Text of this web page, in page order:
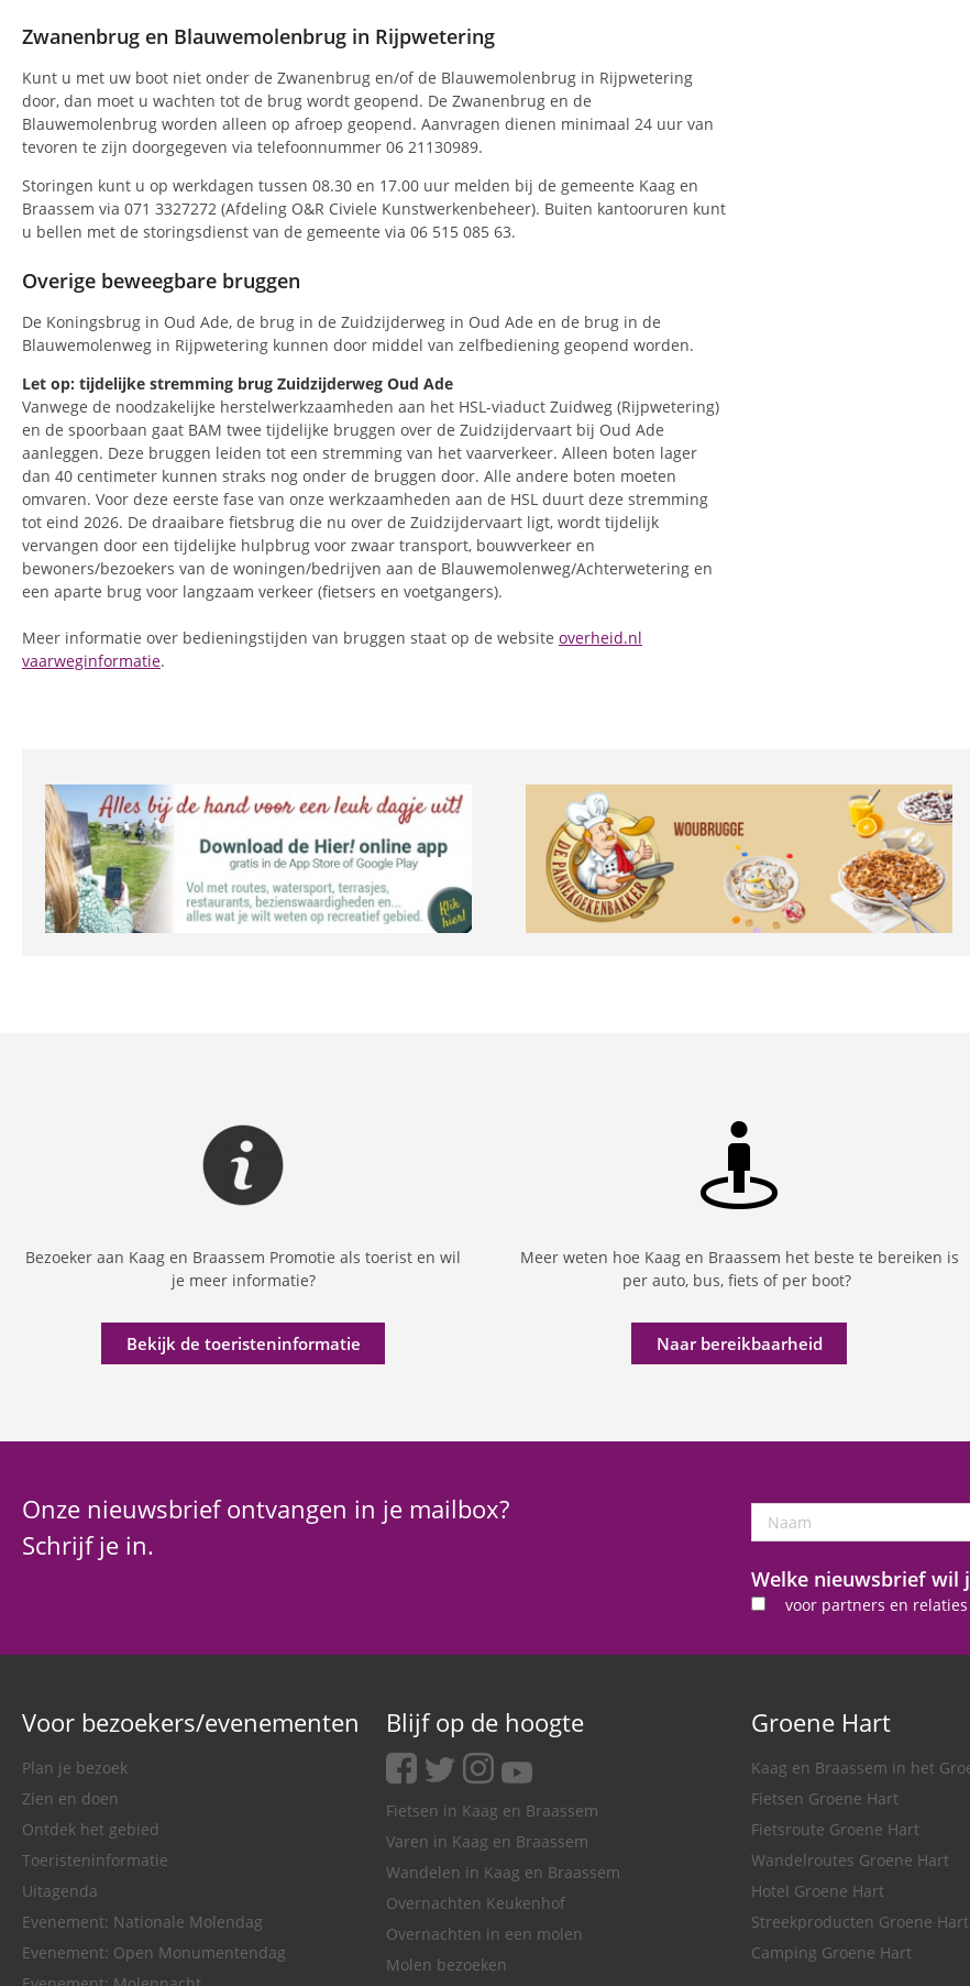
Zwanenbrug en Blauwemolenbrug in Rijpwetering
Kunt u met uw boot niet onder de Zwanenbrug en/of de Blauwemolenbrug in Rijpwetering
door, dan moet u wachten tot de brug wordt geopend. De Zwanenbrug en de
Blauwemolenbrug worden alleen op afroep geopend. Aanvragen dienen minimaal 24 uur van
tevoren te zijn doorgegeven via telefoonnummer 06 21130989.
Storingen kunt u op werkdagen tussen 08.30 en 17.00 uur melden bij de gemeente Kaag en
Braassem via 071 3327272 (Afdeling O&R Civiele Kunstwerkenbeheer). Buiten kantooruren kunt
u bellen met de storingsdienst van de gemeente via 06 515 085 63.
Overige beweegbare bruggen
De Koningsbrug in Oud Ade, de brug in de Zuidzijderweg in Oud Ade en de brug in de
Blauwemolenweg in Rijpwetering kunnen door middel van zelfbediening geopend worden.
Let op: tijdelijke stremming brug Zuidzijderweg Oud Ade
Vanwege de noodzakelijke herstelwerkzaamheden aan het HSL-viaduct Zuidweg (Rijpwetering)
en de spoorbaan gaat BAM twee tijdelijke bruggen over de Zuidzijdervaart bij Oud Ade
aanleggen. Deze bruggen leiden tot een stremming van het vaarverkeer. Alleen boten lager
dan 40 centimeter kunnen straks nog onder de bruggen door. Alle andere boten moeten
omvaren. Voor deze eerste fase van onze werkzaamheden aan de HSL duurt deze stremming
tot eind 2026. De draaibare fietsbrug die nu over de Zuidzijdervaart ligt, wordt tijdelijk
vervangen door een tijdelijke hulpbrug voor zwaar transport, bouwverkeer en
bewoners/bezoekers van de woningen/bedrijven aan de Blauwemolenweg/Achterwetering en
een aparte brug voor langzaam verkeer (fietsers en voetgangers).
Meer informatie over bedieningstijden van bruggen staat op de website overheid.nl
vaarweginformatie.
Bezoeker aan Kaag en Braassem Promotie als toerist en wil
je meer informatie?
Bekijk de toeristeninformatie
Meer weten hoe Kaag en Braassem het beste te bereiken is
per auto, bus, fiets of per boot?
Naar bereikbaarheid
Onze nieuwsbrief ontvangen in je mailbox?
Schrijf je in.
Naam
Welke nieuwsbrief wil
voor partners en relaties
Voor bezoekers/evenementen
Plan je bezoek
Zien en doen
Ontdek het gebied
Toeristeninformatie
Uitagenda
Evenement: Nationale Molendag
Evenement: Open Monumentendag
Blijf op de hoogte
facebook
twitterinstagram
youtube
Fietsen in Kaag en Braassem
Varen in Kaag en Braassem
Wandelen in Kaag en Braassem
Overnachten Keukenhof
Overnachten in een molen
Molen bezoeken
Groene Hart
Kaag en Braassem in het
Fietsen Groene Hart
Fietsroute Groene Hart
Wandelroutes Groene Hart
Hotel Groene Hart
Streekproducten Groene Hart
Camping Groene Hart